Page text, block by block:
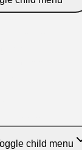
child menu